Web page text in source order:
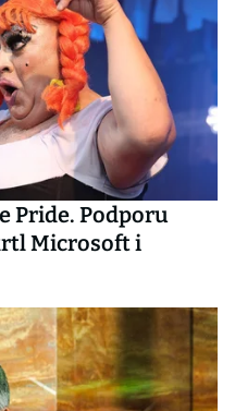
Pride. Podporu
Microsoft i